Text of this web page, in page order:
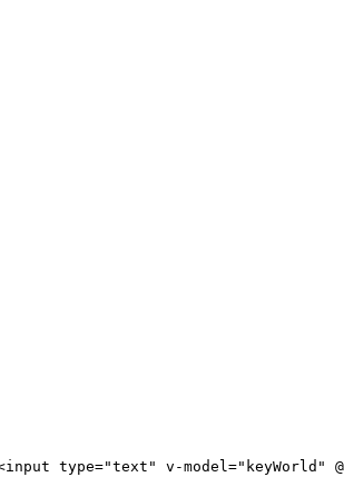
input type="text" v-model="keyWorld" @